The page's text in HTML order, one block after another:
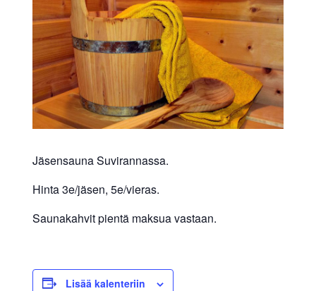
allergiat.
Hengitys
Jäsensauna Suvirannassa.
Hinta 3e/jäsen, 5e/vieras.
Saunakahvit pientä maksua vastaan.
Lisää kalenteriin